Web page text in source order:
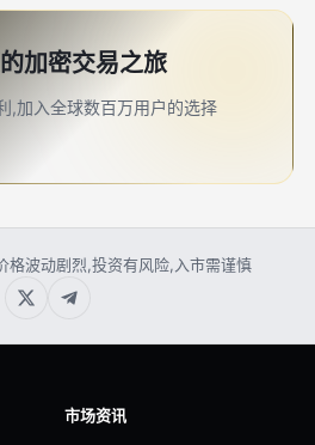
加密交易之旅
,加入全球数百万用户的选择
波动剧烈,投资有风险,入市需谨慎
市场资讯